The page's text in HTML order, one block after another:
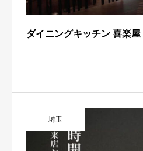
ダイニングキッチン 喜楽屋
埼玉